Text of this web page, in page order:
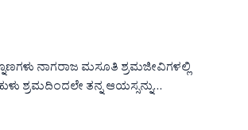
ನಾಗರಾಜ ಮಸೂತಿ ಶ್ರಮಜೀವಿಗಳಲ್ಲಿ
ಶ್ರಮದಿಂದಲೇ ತನ್ನ ಆಯಸ್ಸನ್ನು…